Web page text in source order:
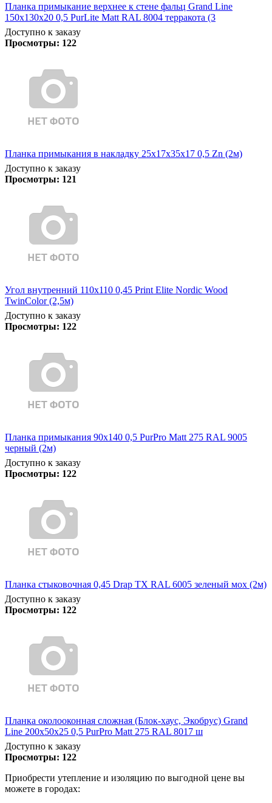
Планка примыкание верхнее к стене фальц Grand Line
150х130х20 0,5 PurLite Matt RAL 8004 терракота (3
Доступно к заказу
Просмотры: 122
Планка примыкания в накладку 25х17х35х17 0,5 Zn (2м)
Доступно к заказу
Просмотры: 121
Угол внутренний 110х110 0,45 Print Elite Nordic Wood
TwinColor (2,5м)
Доступно к заказу
Просмотры: 122
Планка примыкания 90х140 0,5 PurPro Matt 275 RAL 9005
черный (2м)
Доступно к заказу
Просмотры: 122
Планка стыковочная 0,45 Drap TX RAL 6005 зеленый мох (2м)
Доступно к заказу
Просмотры: 122
Планка околооконная сложная (Блок-хаус, Экобрус) Grand
Line 200х50х25 0,5 PurPro Matt 275 RAL 8017 ш
Доступно к заказу
Просмотры: 122
Приобрести утепление и изоляцию по выгодной цене вы
можете в городах: